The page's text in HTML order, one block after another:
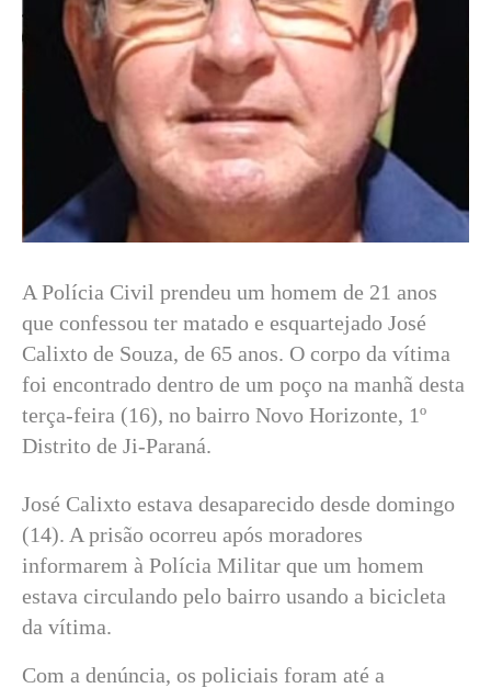
A Polícia Civil prendeu um homem de 21 anos
que confessou ter matado e esquartejado José
Calixto de Souza, de 65 anos. O corpo da vítima
foi encontrado dentro de um poço na manhã desta
terça-feira (16), no bairro Novo Horizonte, 1º
Distrito de Ji-Paraná.
José Calixto estava desaparecido desde domingo
(14). A prisão ocorreu após moradores
informarem à Polícia Militar que um homem
estava circulando pelo bairro usando a bicicleta
da vítima.
Com a denúncia, os policiais foram até a